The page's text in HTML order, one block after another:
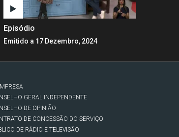
Episódio
Emitido a 17 Dezembro, 2024
GERAL INDEPENDENTE
DE OPINIÃO
DE CONCESSÃO DO SERVIÇO
DE RÁDIO E TELEVISÃO